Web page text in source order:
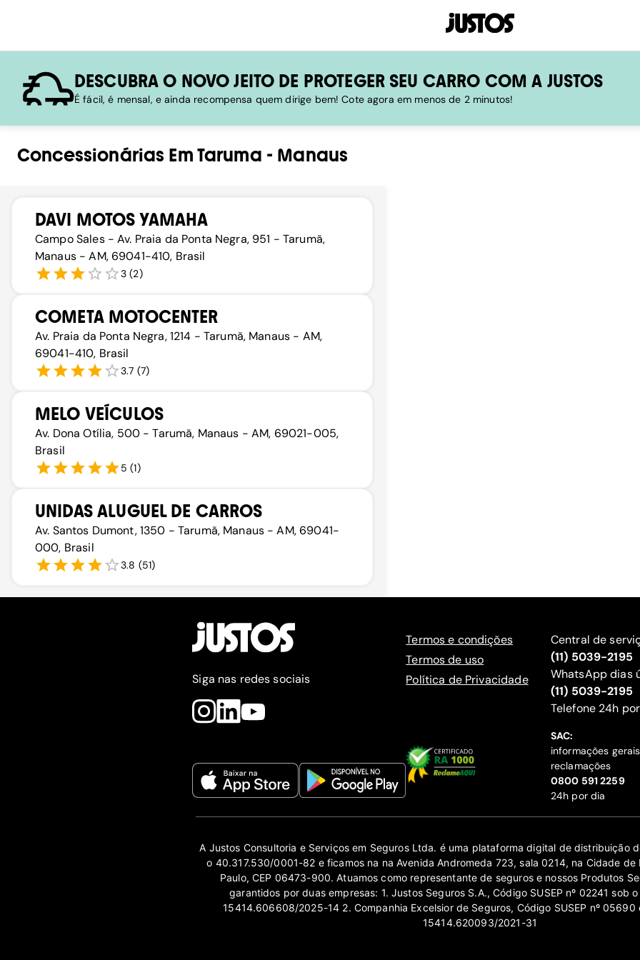
DESCUBRA O NOVO JEITO DE PROTEGER SEU CARRO COM A JUSTOS
É fácil, é mensal, e ainda recompensa quem dirige bem! Cote agora em menos de 2 minutos!
Concessionárias Em Taruma - Manaus
DAVI MOTOS YAMAHA
Campo Sales - Av. Praia da Ponta Negra, 951 - Tarumã,
Manaus - AM, 69041-410, Brasil
3 (2)
COMETA MOTOCENTER
Av. Praia da Ponta Negra, 1214 - Tarumã, Manaus - AM,
69041-410, Brasil
3.7 (7)
MELO VEÍCULOS
Av. Dona Otília, 500 - Tarumã, Manaus - AM, 69021-005,
Brasil
5 (1)
UNIDAS ALUGUEL DE CARROS
Av. Santos Dumont, 1350 - Tarumã, Manaus - AM, 69041-
000, Brasil
3.8 (51)
Siga nas redes sociais
Termos e condições
Termos de uso
Política de Privacidade
Central de
(11) 5039-2195
WhatsApp dias
(11) 5039-2195
‍Telefone 24h
SAC:
informações
reclamações
‍0800 591 2259
24h por dia
A Justos Consultoria e Serviços em Seguros Ltda. é uma plataforma digital de distribuição
o 40.317.530/0001-82 e ficamos na na Avenida Andromeda 723, sala 0214, na Cidade de
Paulo, CEP 06473-900. Atuamos como representante de seguros e nossos Produtos
garantidos por duas empresas: 1. Justos Seguros S.A., Código SUSEP nº 02241 sob
15414.606608/2025-14 2. Companhia Excelsior de Seguros, Código SUSEP nº 05690
15414.620093/2021-31